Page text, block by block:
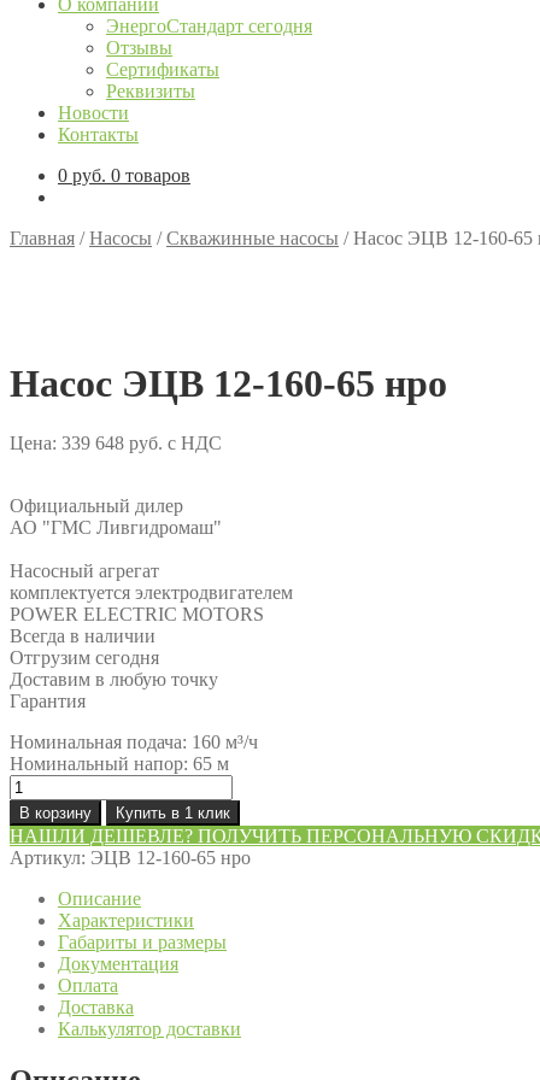
О компании
ЭнергоСтандарт сегодня
Отзывы
Сертификаты
Реквизиты
Новости
Контакты
0 руб. 0 товаров
Главная /Насосы /Скважинные насосы /Насос ЭЦВ 12-160-65
Насос ЭЦВ 12-160-65 нро
Цена: 339 648 руб. с НДС
Официальный дилер
АО "ГМС Ливгидромаш"
Насосный агрегат
комплектуется электродвигателем
POWER ELECTRIC MOTORS
Всегда в наличии
Отгрузим сегодня
Доставим в любую точку
Гарантия
Номинальная подача: 160 м³/ч
Номинальный напор: 65 м
Количество
товара
Насос
ЭЦВ
12-
160-
В корзину Купить в 1 клик
НАШЛИ ДЕШЕВЛЕ? ПОЛУЧИТЬ ПЕРСОНАЛЬНУЮ
Артикул: ЭЦВ 12-160-65 нро
Описание
Характеристики
Габариты и размеры
Документация
Оплата
Доставка
Калькулятор доставки